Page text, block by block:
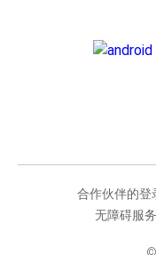
合作伙伴的登
无障碍服